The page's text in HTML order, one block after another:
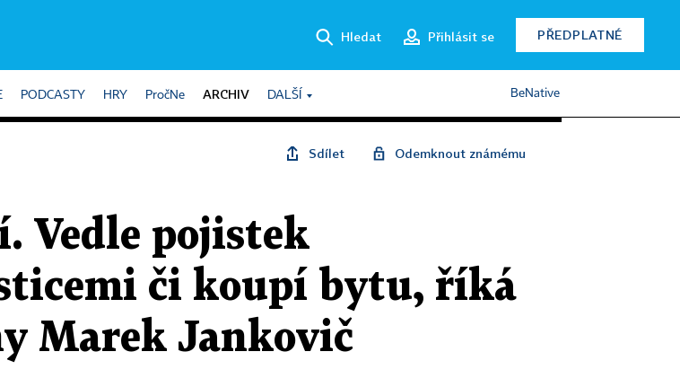
Hledat Přihlásit se PŘEDPLATNÉ
PODCASTY HRY PročNe ARCHIV DALŠÍ BeNative
Sdílet Odemknout známému
Vedle pojistek
či koupí bytu, říká
Marek Jankovič